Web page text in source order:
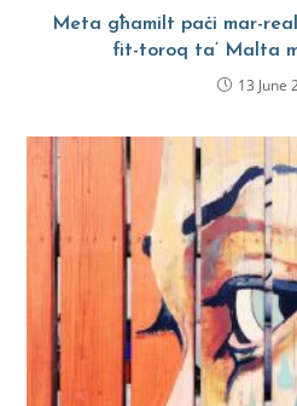
Meta għamilt paċi mar-
fit-toroq ta’ Malta
13 June